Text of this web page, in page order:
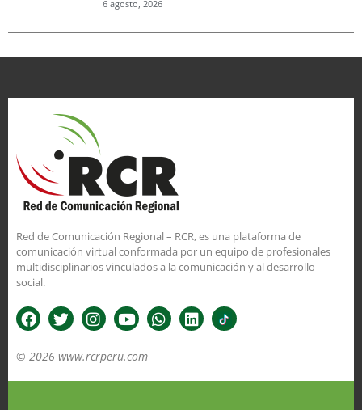
6 agosto, 2026
Red de Comunicación Regional – RCR, es una plataforma de
comunicación virtual conformada por un equipo de profesionales
multidisciplinarios vinculados a la comunicación y al desarrollo
social.
© 2026 www.rcrperu.com